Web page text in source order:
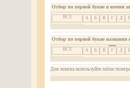
Отбор по первой букве в имени
ВСЕ А Б В Г Д
Отбор по первой букве названия
ВСЕ А Б В Г Д
Для поиска используйте inline